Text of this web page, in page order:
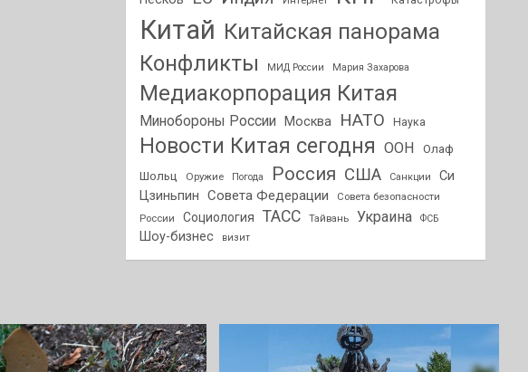
Китай Китайская панорама
Конфликты
МИД России Мария Захарова
Медиакорпорация Китая
Минобороны России Москва НАТО Наука
Новости Китая сегодня ООН
Олаф
Шольц
Оружие Погода Россия США Санкции
Си
Цзиньпин
Совета Федерации
Совета безопасности
России
Социология ТАСС Тайвань Украина ФСБ
Шоу-бизнес визит